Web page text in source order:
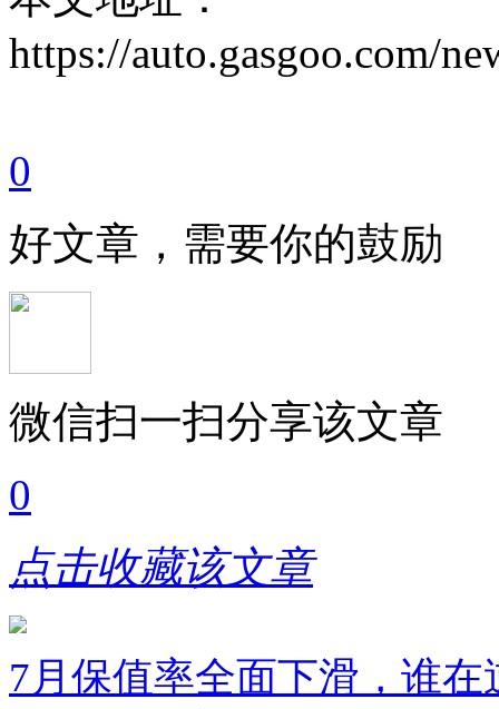
https://auto.gasgoo.com/
0
好文章，需要你的鼓励
微信扫一扫分享该文章
0
点击收藏该文章
7月保值率全面下滑，谁在